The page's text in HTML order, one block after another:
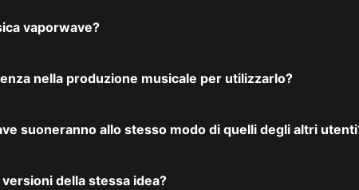
vaporwave?
nella produzione musicale per utilizzarlo?
suoneranno allo stesso modo di quelli degli altri
della stessa idea?